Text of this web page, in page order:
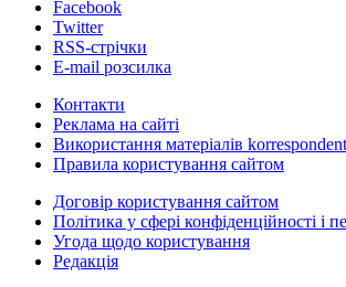
Facebook
Twitter
RSS-стрічки
E-mail розсилка
Контакти
Реклама на сайті
Використання матеріалів
Правила користування сайтом
Договір користування сайтом
Політика у сфері конфіденційності і
Угода щодо користування
Редакція